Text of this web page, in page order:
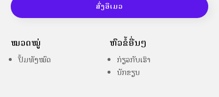
ສົ່ງອີເມວ
ໝວດໝູ່
ປຶ້ມທັງໝົດ
ຫົວຂໍ້ອື່ນໆ
ກ່ຽວກັບເຮົາ
ນັກຂຽນ